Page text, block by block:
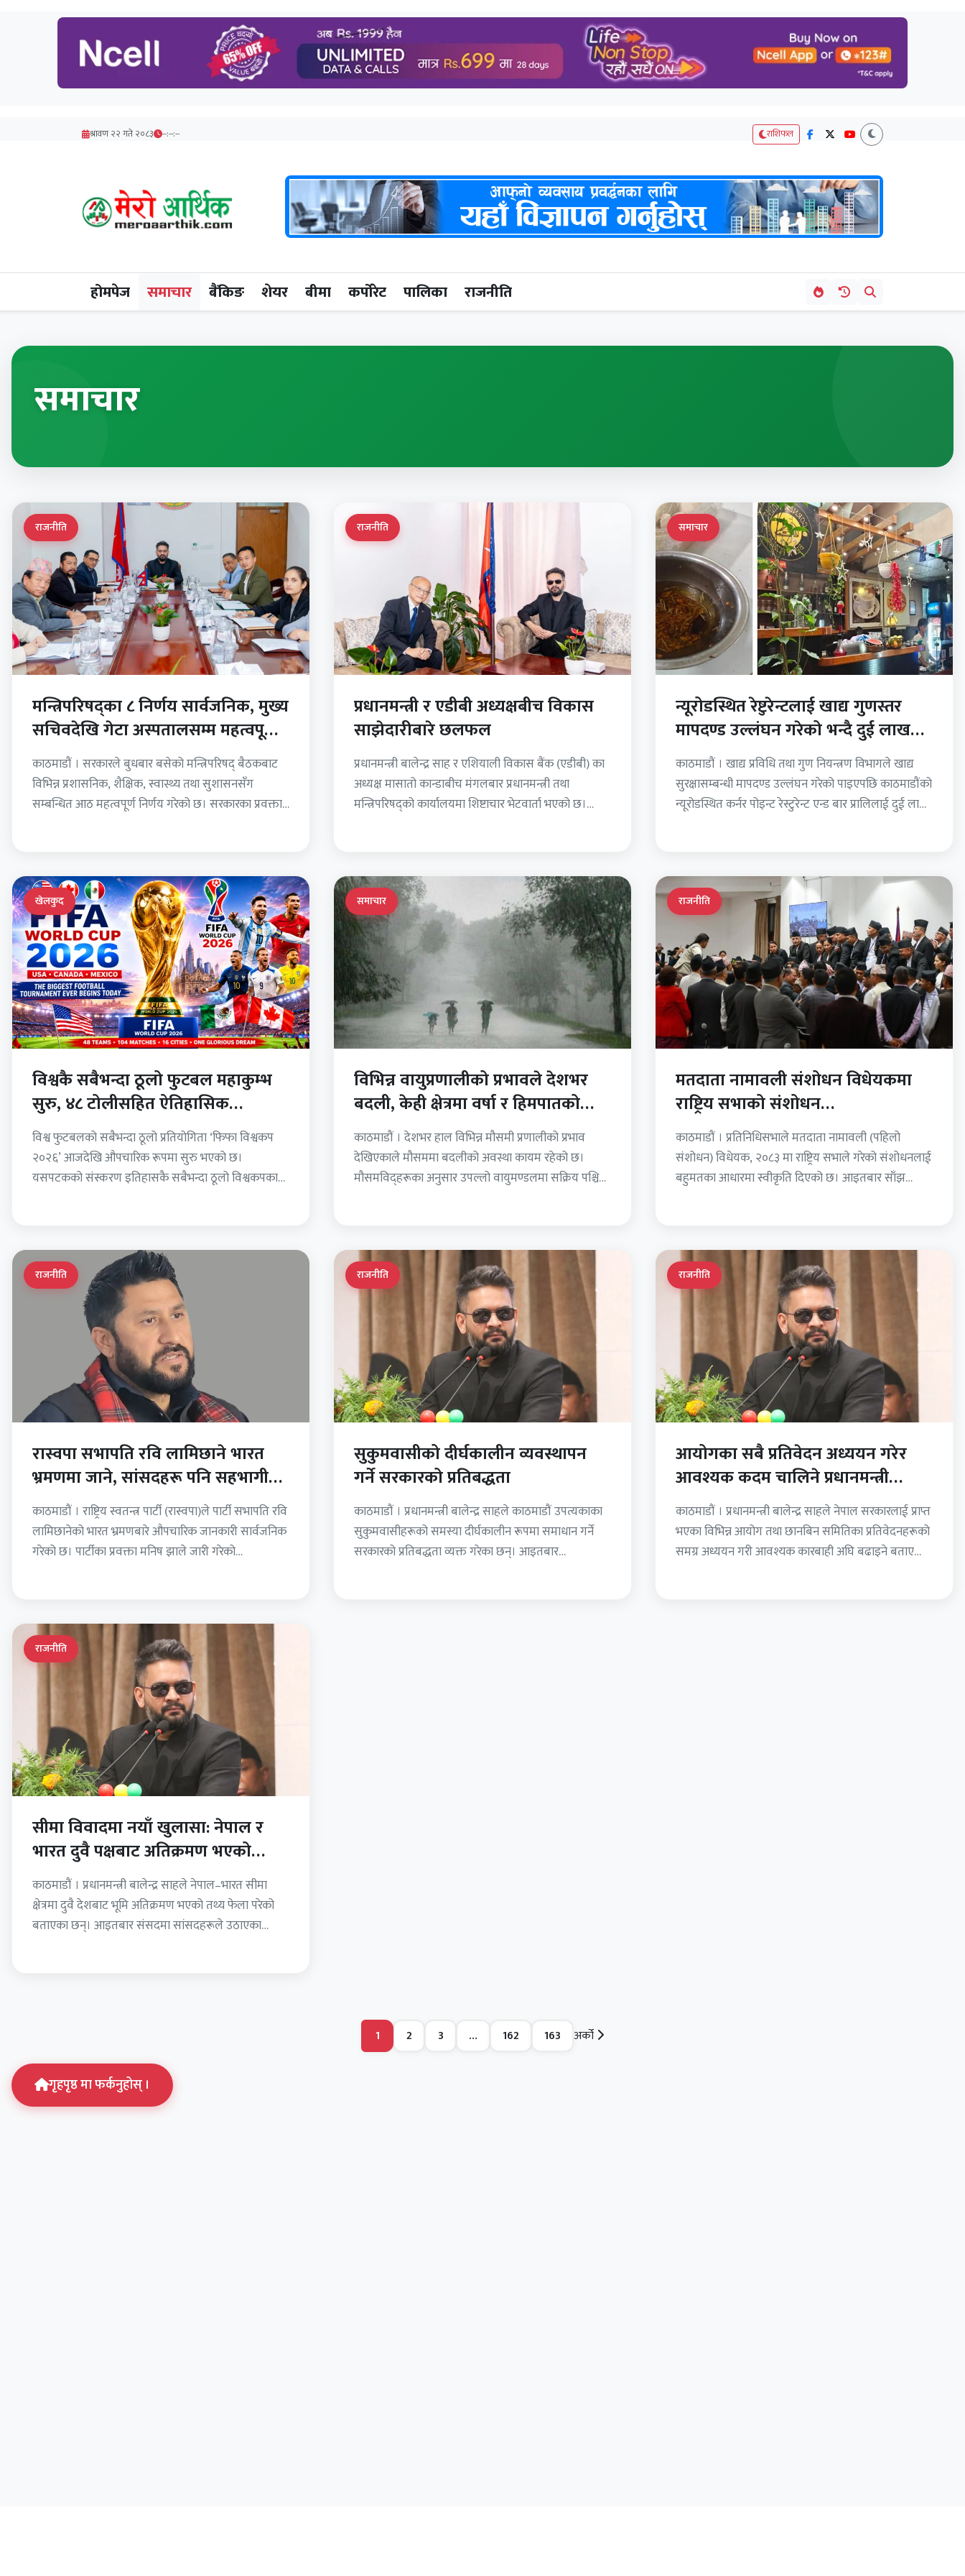
श्रावण २२ गते २०८३ --:--:-- राशिफल
होमपेज समाचार बैंकिङ शेयर बीमा कर्पोरेट पालिका राजनीति
समाचार
राजनीति
मन्त्रिपरिषद्का ८ निर्णय सार्वजनिक, मुख्य
सचिवदेखि गेटा अस्पतालसम्म महत्वपूर्ण
निर्णय
काठमाडौं । सरकारले बुधबार बसेको मन्त्रिपरिषद् बैठकबाट
विभिन्न प्रशासनिक, शैक्षिक, स्वास्थ्य तथा सुशासनसँग
सम्बन्धित आठ महत्वपूर्ण निर्णय गरेको छ। सरकारका प्रवक्ता
राजनीति
प्रधानमन्त्री र एडीबी अध्यक्षबीच विकास
साझेदारीबारे छलफल
प्रधानमन्त्री बालेन्द्र साह र एशियाली विकास बैंक (एडीबी) का
अध्यक्ष मासातो कान्डाबीच मंगलबार प्रधानमन्त्री तथा
मन्त्रिपरिषद्को कार्यालयमा शिष्टाचार भेटवार्ता भएको छ।
समाचार
न्यूरोडस्थित रेष्टुरेन्टलाई खाद्य गुणस्तर
मापदण्ड उल्लंघन गरेको भन्दै दुई लाख
रुपैयाँ जरिवाना
काठमाडौं । खाद्य प्रविधि तथा गुण नियन्त्रण विभागले खाद्य
सुरक्षासम्बन्धी मापदण्ड उल्लंघन गरेको पाइएपछि काठमाडौंको
न्यूरोडस्थित कर्नर पोइन्ट रेस्टुरेन्ट एन्ड बार प्रालिलाई दुई लाख
खेलकुद
विश्वकै सबैभन्दा ठूलो फुटबल महाकुम्भ
सुरु, ४८ टोलीसहित ऐतिहासिक
विश्वकपको उद्घाटन
विश्व फुटबलको सबैभन्दा ठूलो प्रतियोगिता ‘फिफा विश्वकप
२०२६’ आजदेखि औपचारिक रूपमा सुरु भएको छ।
यसपटकको संस्करण इतिहासकै सबैभन्दा ठूलो विश्वकपका
समाचार
विभिन्न वायुप्रणालीको प्रभावले देशभर
बदली, केही क्षेत्रमा वर्षा र हिमपातको
सम्भावना
काठमाडौं । देशभर हाल विभिन्न मौसमी प्रणालीको प्रभाव
देखिएकाले मौसममा बदलीको अवस्था कायम रहेको छ।
मौसमविद्हरूका अनुसार उपल्लो वायुमण्डलमा सक्रिय पश्चिमी
राजनीति
मतदाता नामावली संशोधन विधेयकमा
राष्ट्रिय सभाको संशोधन
प्रतिनिधिसभाबाट स्वीकृत
काठमाडौं । प्रतिनिधिसभाले मतदाता नामावली (पहिलो
संशोधन) विधेयक, २०८३ मा राष्ट्रिय सभाले गरेको संशोधनलाई
बहुमतका आधारमा स्वीकृति दिएको छ। आइतबार साँझ
राजनीति
रास्वपा सभापति रवि लामिछाने भारत
भ्रमणमा जाने, सांसदहरू पनि सहभागी
हुने
काठमाडौं । राष्ट्रिय स्वतन्त्र पार्टी (रास्वपा)ले पार्टी सभापति रवि
लामिछानेको भारत भ्रमणबारे औपचारिक जानकारी सार्वजनिक
गरेको छ। पार्टीका प्रवक्ता मनिष झाले जारी गरेको
राजनीति
सुकुमवासीको दीर्घकालीन व्यवस्थापन
गर्ने सरकारको प्रतिबद्धता
काठमाडौं । प्रधानमन्त्री बालेन्द्र साहले काठमाडौं उपत्यकाका
सुकुमवासीहरूको समस्या दीर्घकालीन रूपमा समाधान गर्ने
सरकारको प्रतिबद्धता व्यक्त गरेका छन्। आइतबार
राजनीति
आयोगका सबै प्रतिवेदन अध्ययन गरेर
आवश्यक कदम चालिने प्रधानमन्त्री
साहको प्रतिबद्धता
काठमाडौं । प्रधानमन्त्री बालेन्द्र साहले नेपाल सरकारलाई प्राप्त
भएका विभिन्न आयोग तथा छानबिन समितिका प्रतिवेदनहरूको
समग्र अध्ययन गरी आवश्यक कारबाही अघि बढाइने बताएका
राजनीति
सीमा विवादमा नयाँ खुलासा: नेपाल र
भारत दुवै पक्षबाट अतिक्रमण भएको
प्रधानमन्त्रीको भनाइ
काठमाडौं । प्रधानमन्त्री बालेन्द्र साहले नेपाल–भारत सीमा
क्षेत्रमा दुवै देशबाट भूमि अतिक्रमण भएको तथ्य फेला परेको
बताएका छन्। आइतबार संसदमा सांसदहरूले उठाएका
1 2 3 … 162 163 अर्को
गृहपृष्ठ मा फर्कनुहोस् ।